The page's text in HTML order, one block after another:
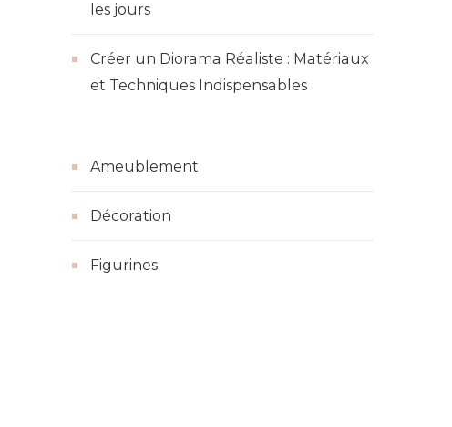
les jours
Créer un Diorama Réaliste : Matériaux
et Techniques Indispensables
Ameublement
Décoration
Figurines